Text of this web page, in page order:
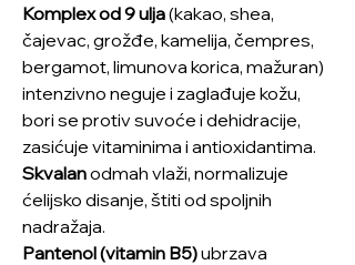
Komplex od 9 ulja(kakao, shea,
čajevac, grožđe, kamelija, čempres,
bergamot, limunova korica, mažuran)
intenzivno neguje i zaglađuje kožu,
bori se protiv suvoće i dehidracije,
zasićuje vitaminima i antioxidantima.
Skvalanodmah vlaži, normalizuje
ćelijsko disanje, štiti od spoljnih
nadražaja.
Pantenol (vitamin B5)ubrzava